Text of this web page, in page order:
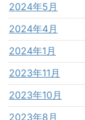
2024年5月
2024年4月
2024年1月
2023年11月
2023年10月
2023年8月